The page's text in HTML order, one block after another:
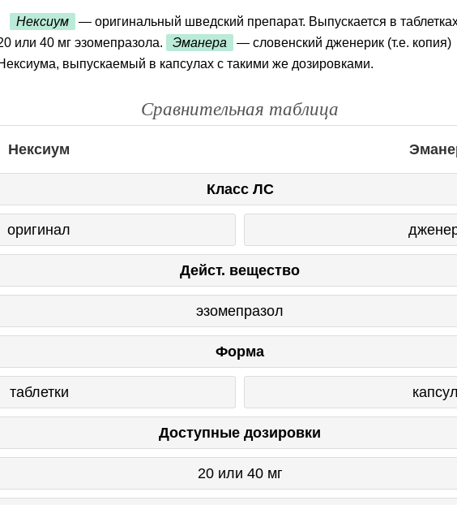
Нексиум — оригинальный шведский препарат. Выпускается в
или 40 мг эзомепразола.
Эманера — словенский дженерик (т.е. копия)
выпускаемый в капсулах с такими же дозировками.
Сравнительная таблица
Нексиум
Класс ЛС
оригинал
Дейст. вещество
эзомепразол
Форма
таблетки
Доступные дозировки
20 или 40 мг